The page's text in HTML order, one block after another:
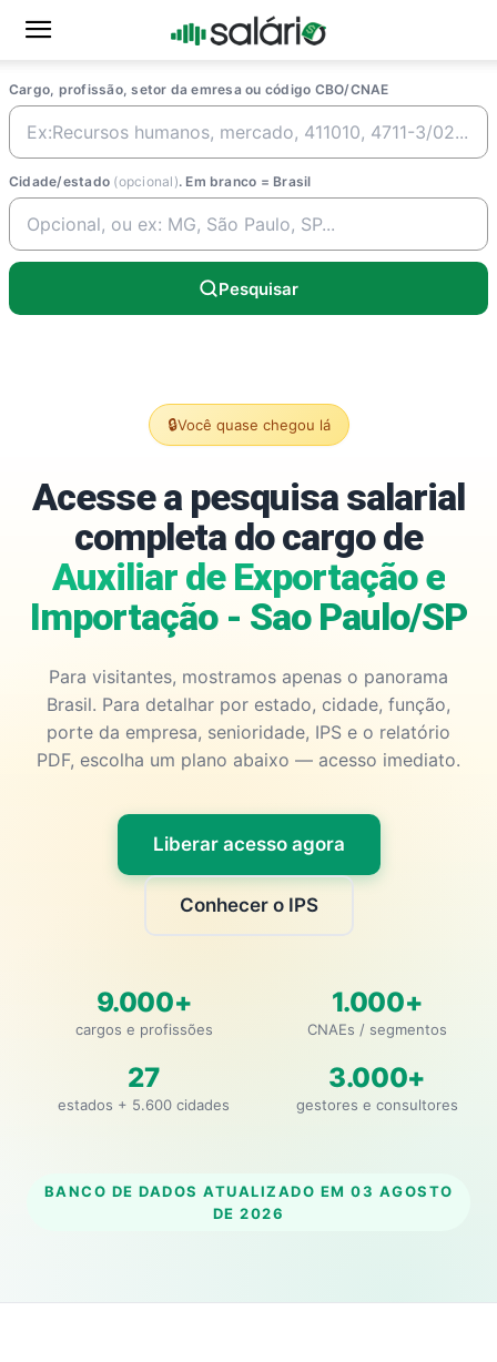
Cargo, profissão, setor da emresa ou código CBO/CNAE
Cidade/estado (opcional). Em branco = Brasil
Pesquisar
🔒Você quase chegou lá
Acesse a pesquisa salarial
completa do cargo de
Auxiliar de Exportação e
Importação - Sao Paulo/SP
Para visitantes, mostramos apenas o panorama
Brasil. Para detalhar por estado, cidade, função,
porte da empresa, senioridade, IPS e o relatório
PDF, escolha um plano abaixo — acesso imediato.
Liberar acesso agora
Conhecer o IPS
9.000+
cargos e profissões
1.000+
CNAEs / segmentos
27
estados + 5.600 cidades
3.000+
gestores e consultores
BANCO DE DADOS ATUALIZADO EM 03 AGOSTO
DE 2026